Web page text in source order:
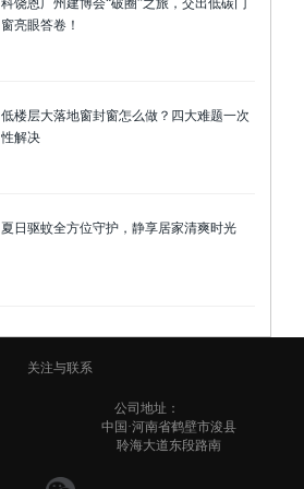
窗亮眼答卷！
低楼层大落地窗封窗怎么做？四大难题一次
性解决
夏日驱蚊全方位守护，静享居家清爽时光
关注与联系
公司地址：
中国·河南省鹤壁市浚县
聆海大道东段路南